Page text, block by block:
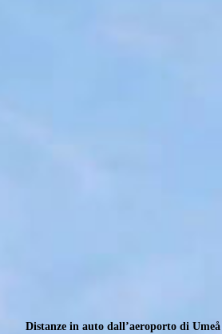
Distanze in auto dall’aeroporto di Umeå